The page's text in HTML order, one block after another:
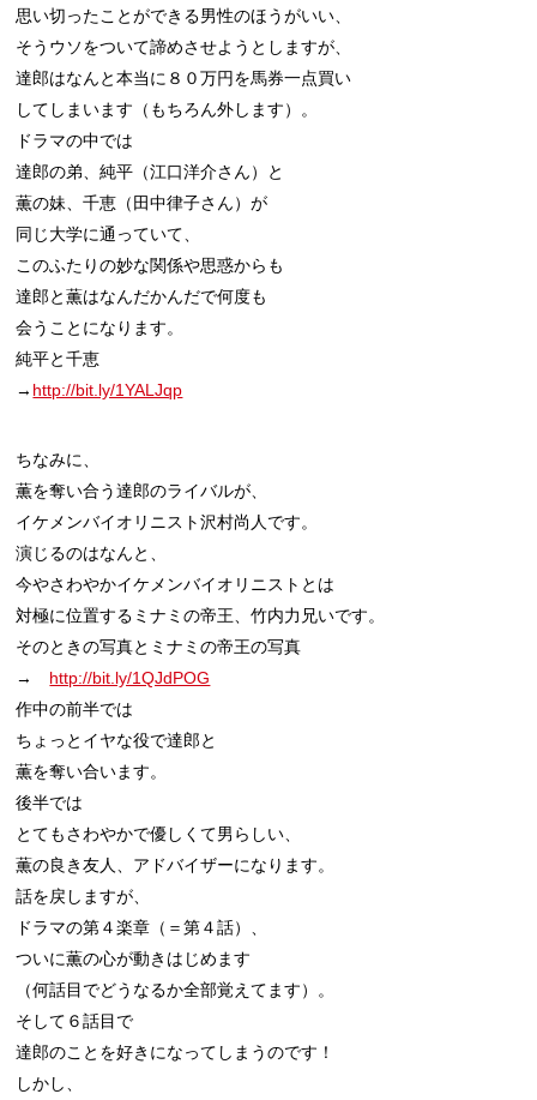
思い切ったことができる男性のほうがいい、
そうウソをついて諦めさせようとしますが、
達郎はなんと本当に８０万円を馬券一点買い
してしまいます（もちろん外します）。
ドラマの中では
達郎の弟、純平（江口洋介さん）と
薫の妹、千恵（田中律子さん）が
同じ大学に通っていて、
このふたりの妙な関係や思惑からも
達郎と薫はなんだかんだで何度も
会うことになります。
純平と千恵
→ http://bit.ly/1YALJqp
ちなみに、
薫を奪い合う達郎のライバルが、
イケメンバイオリニスト沢村尚人です。
演じるのはなんと、
今やさわやかイケメンバイオリニストとは
対極に位置するミナミの帝王、竹内力兄いです。
そのときの写真とミナミの帝王の写真
→ http://bit.ly/1QJdPOG
作中の前半では
ちょっとイヤな役で達郎と
薫を奪い合います。
後半では
とてもさわやかで優しくて男らしい、
薫の良き友人、アドバイザーになります。
話を戻しますが、
ドラマの第４楽章（＝第４話）、
ついに薫の心が動きはじめます
（何話目でどうなるか全部覚えてます）。
そして６話目で
達郎のことを好きになってしまうのです！
しかし、